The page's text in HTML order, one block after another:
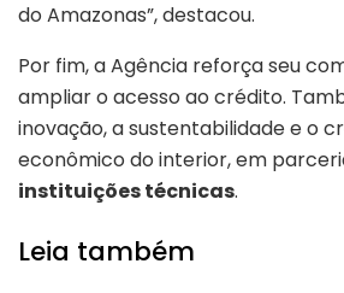
do Amazonas”, destacou.
Por fim, a Agência reforça seu
ampliar o acesso ao crédito.
inovação, a sustentabilidade e o
econômico do interior, em
instituições técnicas.
Leia também